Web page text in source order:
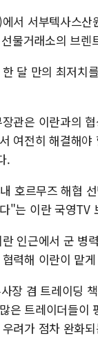
서 서부텍사스
물거래소의 브
달 만의 최저치
관은 이란과의
여전히 해결해
.
호르무즈 해협
"는 이란 국영TV
인근에서 군 병
력해 이란이 맡
장 겸 트레이딩
은 트레이더들
려가 점차 완화